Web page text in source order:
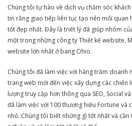
Chúng tôi tự hào về dịch vụ chăm sóc
tin rằng giao tiếp liên tục tạo nên mối quan
tốt đẹp nhất. Đây là triết lý đã giúp nhóm
một trong những công ty Thiết kế website,
website lớn nhất ở bang Ohio.
Chúng tôi đã làm việc với hàng trăm doanh
trang web mới đến việc xây dựng các chiến
lượng truy cập hơn thông qua SEO, Social
đã làm việc với 100 thương hiệu Fortune và
nhỏ. Chúng tôi biết những gì tốt nhất và